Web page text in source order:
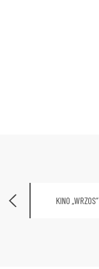
KINO „WRZOS”